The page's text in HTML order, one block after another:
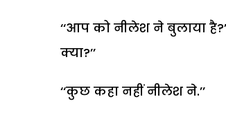
‘‘आप को नीलेश ने बुलाया
क्या?’’
‘‘कुछ कहा नहीं नीलेश ने.’’